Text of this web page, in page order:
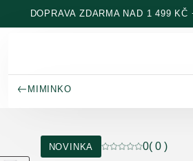
Přeskočit na hlavní obsah
DOPRAVA ZDARMA NAD 1 499
MIMINKO
NOVINKA
Aktuální
0( 0 )